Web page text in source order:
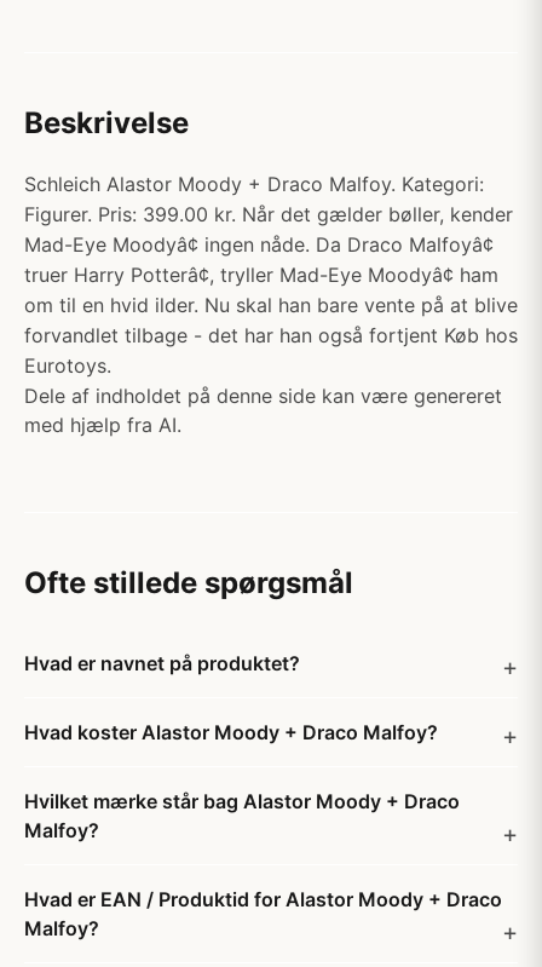
Beskrivelse
Schleich Alastor Moody + Draco Malfoy. Kategori:
Figurer. Pris: 399.00 kr. Når det gælder bøller, kender
Mad-Eye Moodyâ¢ ingen nåde. Da Draco Malfoyâ¢
truer Harry Potterâ¢, tryller Mad-Eye Moodyâ¢ ham
om til en hvid ilder. Nu skal han bare vente på at blive
forvandlet tilbage - det har han også fortjent Køb hos
Eurotoys.
Dele af indholdet på denne side kan være genereret
med hjælp fra AI.
Ofte stillede spørgsmål
Hvad er navnet på produktet?
Hvad koster Alastor Moody + Draco Malfoy?
Hvilket mærke står bag Alastor Moody + Draco
Malfoy?
Hvad er EAN / Produktid for Alastor Moody + Draco
Malfoy?